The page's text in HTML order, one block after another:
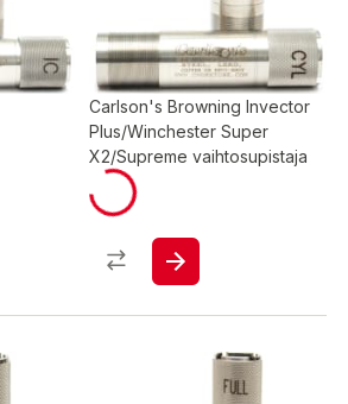
Carlson's Browning Invector
Plus/Winchester Super
X2/Supreme vaihtosupistaja